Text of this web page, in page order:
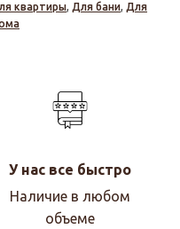
квартиры, Для бани, Для
У нас все быстро
Наличие в любом
объеме